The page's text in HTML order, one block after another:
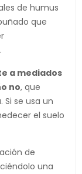
de humus
que
a mediados
no, que
se usa un
el suelo
de
una